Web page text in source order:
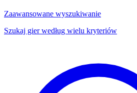
Zaawansowane wyszukiwanie
Szukaj gier według wielu kryteriów